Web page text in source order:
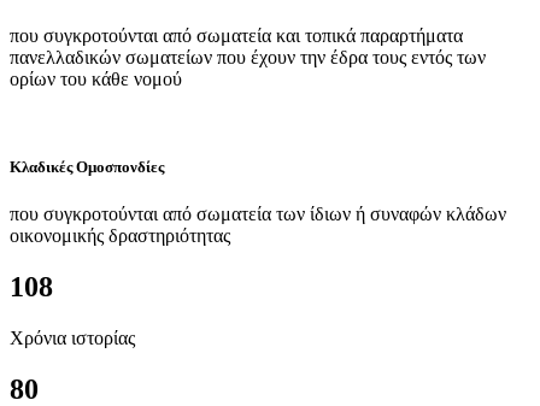
που συγκροτούνται από σωματεία και τοπικά παραρτήματα
πανελλαδικών σωματείων που έχουν την έδρα τους εντός των
ορίων του κάθε νομού
Κλαδικές Ομοσπονδίες
που συγκροτούνται από σωματεία των ίδιων ή συναφών κλάδων
οικονομικής δραστηριότητας
108
Χρόνια ιστορίας
80